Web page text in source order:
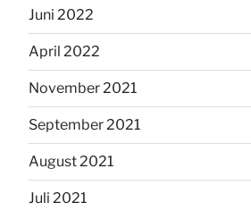
Juni 2022
April 2022
November 2021
September 2021
August 2021
Juli 2021